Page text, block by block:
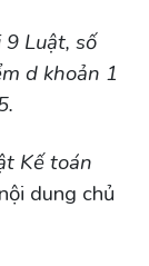
Luật, số
d khoản 1
Kế toán
dung chủ